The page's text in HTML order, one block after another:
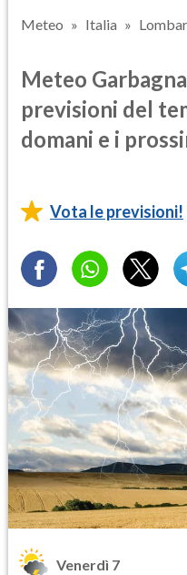
Meteo Italia
Meteo
previsioni del
domani e i
Vota le previsioni!
Venerdì 7